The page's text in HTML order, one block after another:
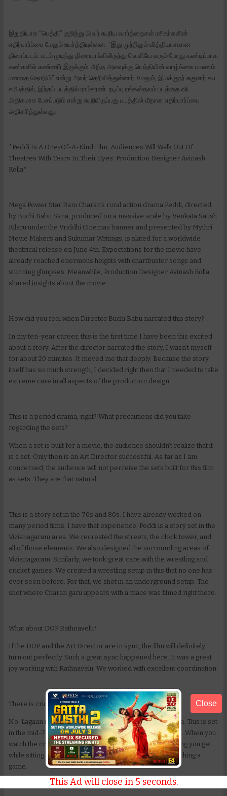
இறுதியாக “பெத்தி” குறித்து அவர் கூறிய வார்த்தைகள் ரசிகர்களின்
எதிர்பார்ப்பை மேலும் உயர்த்தியுள்ளன. “இது முற்றிலும் வித்தியாசமான
திரைப்படம். படம் முடிந்து திரையரங்கிலிருந்து வெளியே வரும் போது கண்டிப்பாக
கண்களில் கண்ணீர் இருக்கும். அந்த அளவுக்கு பெத்தியின் வாழ்க்கை பயணம்
மனதை தொடும்” என்று அவர் தெரிவித்துள்ளார். மேலும், இயக்குநர் சுகுமார் கூட
சமீபத்தில், இந்தப் படத்தில் ராம்சரண் நடிப்பு ரங்கஸ்தலம் படத்தை விட
அதிகமாக பேசப்படும் என்று கூறியிருப்பது படத்தின் மீதான எதிர்பார்ப்பை
அதிகரித்துள்ளது.
*Peddi Is A One-Of-A-Kind Film, Audiences Will Walk Out Of
Theatres With Tears In Their Eyes: Production Designer Avinash
Kolla*
Mega Power Star Ram Charan's rural action drama Peddi, directed
by Buchi Babu Sana, produced on a massive scale by Venkata Satish
Kilaru under the Vriddhi Cinemas banner and presented by Mythri
Movie Makers and Sukumar Writings, is slated for a worldwide
theatrical release on June 4th. Expectations for the movie have
already reached enormous heights with chartbuster songs and
stunning glimpses. Meanwhile, Production Designer Avinash Kolla
shared insights about the movie.
How did you feel when Director Buchi Babu narrated this story?
In my ten-year career, this is the first time I have been this excited
about a story. After the director narrated the story, I wasn't myself
for about 20 minutes. It moved me that deeply. Because the story
itself has so much strength, I decided right then that I needed to take
extreme care in all aspects of the production design.
This is a period drama, right? What precautions did you take
regarding the sets?
When a set is built for a movie, the audience shouldn't realize that it
is a set. Only then is an Art Director successful. As far as I am
concerned, the audience will not perceive the sets built for this film
as sets. They are that natural.
This is a story set in the 70s and 80s. I have already worked on
many period films. I have that experience. Peddi is a story set in the
Vizianagaram area. We recreated the streets, the clock tower, and
all of those elements. We also designed the surrounding areas of
Vizianagaram. Similarly, we took great care with the wrestling and
cricket games. We created a wrestling setup in this that no one has
ever seen before. For that, we shot in an underground setup. The
shot where Charan garu appears with a mace was filmed right there.
What about DOP Rathnavelu?
If the DOP and the Art Director are in sync, the film will definitely
turn out perfectly. Such a great sync happened here. It was a great
joy working with Rathnavelu. We worked with excellent coordination.
There is cricket in this, right? Will it be like Lagaan?
No. Lagaan is a story that happened during the British era. This is set
in the mid-70s and 80s against a Vizianagaram backdrop. When you
watch the cricket here, it will carry the exact natural feeling you get
while sitting on the ridges of the fields in our villages watching a
game.
Close
This Ad will close in 4 seconds.